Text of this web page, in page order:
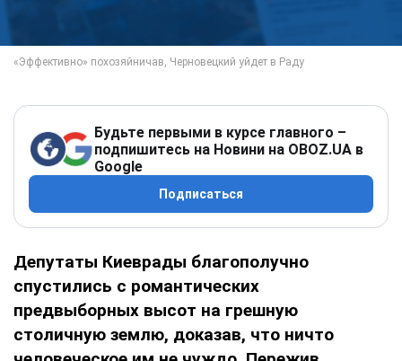
Будьте первыми в курсе главного –
подпишитесь на Новини на OBOZ.UA в
Google
Подписаться
Депутаты Киеврады благополучно
спустились с романтических
предвыборных высот на грешную
столичную землю, доказав, что ничто